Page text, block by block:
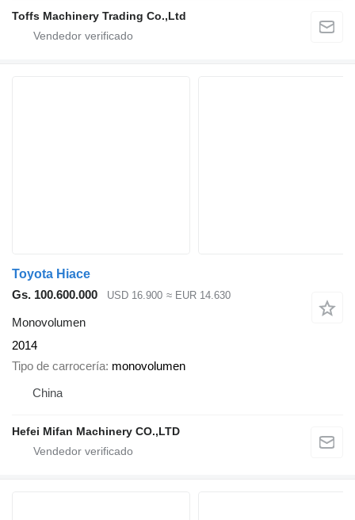
Toffs Machinery Trading Co.,Ltd
Toyota Hiace
Gs. 100.600.000
USD 16.900 ≈ EUR 14.630
Monovolumen
2014
Tipo de carrocería monovolumen
China
Hefei Mifan Machinery CO.,LTD